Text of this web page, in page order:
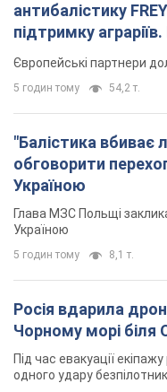
антибалістику
підтримку
Європейські партнери
5 годин тому 54,2 т.
"Балістика вбиває
обговорити
Україною
Глава МЗС Польщі
Україною
5 годин тому 8,1 т.
Росія вдарила
Чорному морі біля
Під час евакуації
одного удару